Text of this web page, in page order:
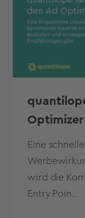
Eine
wird die
Entry Poin...